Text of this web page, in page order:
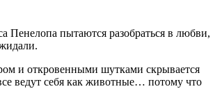
Пенелопа пытаются разобраться в любви,
и откровенными шутками скрывается
ведут себя как животные… потому что